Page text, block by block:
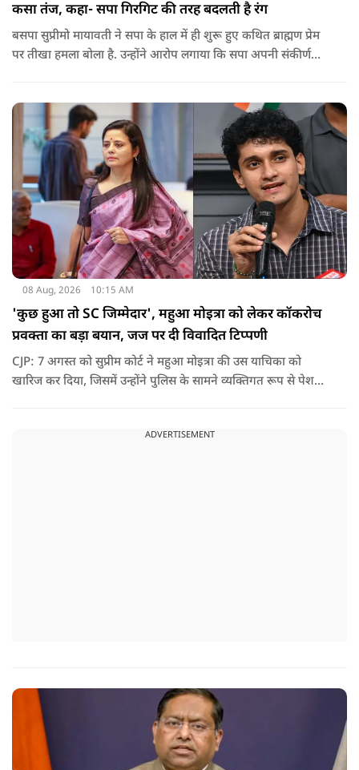
कसा तंज, कहा- सपा गिरगिट की तरह बदलती है रंग
बसपा सुप्रीमो मायावती ने सपा के हाल में ही शुरू हुए कथित ब्राह्मण प्रेम
पर तीखा हमला बोला है. उन्होंने आरोप लगाया कि सपा अपनी संकीर्ण
08 Aug, 2026 10:15 AM
'कुछ हुआ तो SC जिम्मेदार', महुआ मोइत्रा को लेकर कॉकरोच
प्रवक्ता का बड़ा बयान, जज पर दी विवादित टिप्पणी
CJP: 7 अगस्त को सुप्रीम कोर्ट ने महुआ मोइत्रा की उस याचिका को
खारिज कर दिया, जिसमें उन्होंने पुलिस के सामने व्यक्तिगत रूप से पेश
ADVERTISEMENT